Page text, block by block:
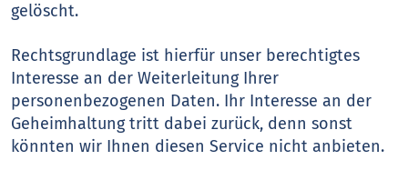
gelöscht.
Rechtsgrundlage ist hierfür unser berechtigtes
Interesse an der Weiterleitung Ihrer
personenbezogenen Daten. Ihr Interesse an der
Geheimhaltung tritt dabei zurück, denn sonst
könnten wir Ihnen diesen Service nicht anbieten.